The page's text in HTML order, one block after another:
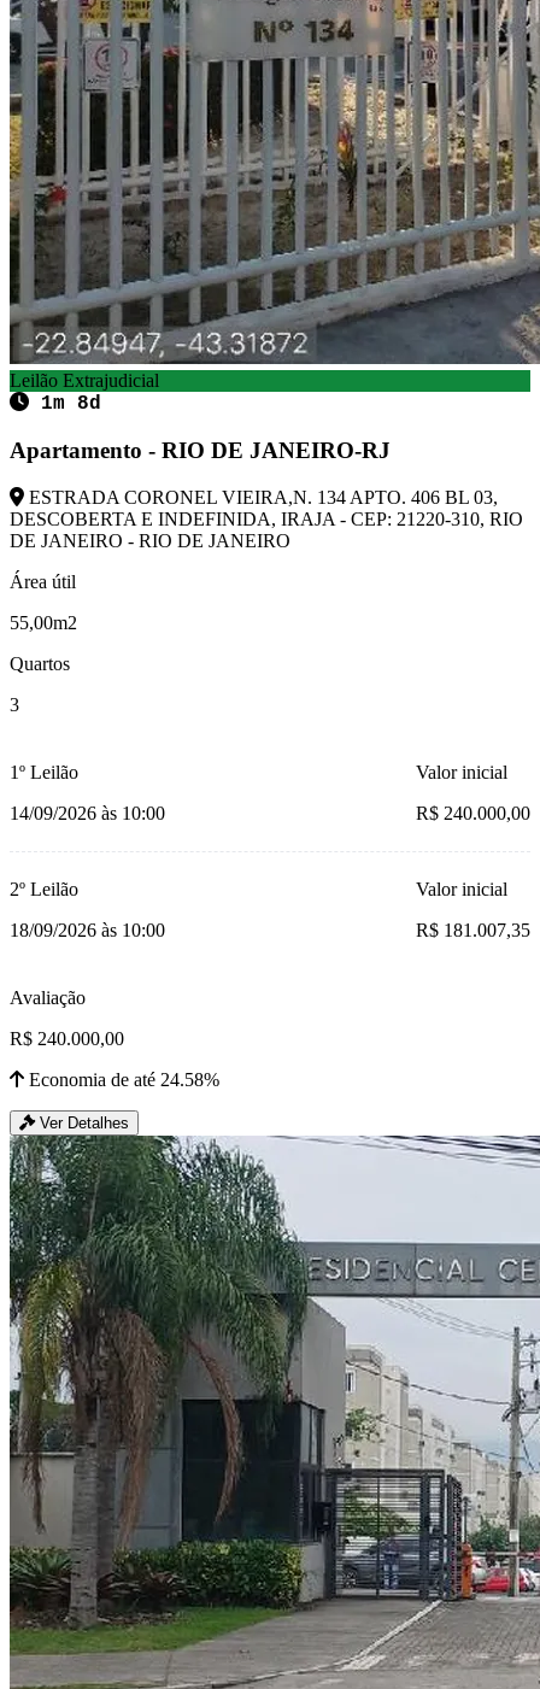
Leilão Extrajudicial
1m 8d
Apartamento - RIO DE JANEIRO-RJ
ESTRADA CORONEL VIEIRA,N. 134 APTO. 406 BL 03,
DESCOBERTA E INDEFINIDA, IRAJA - CEP: 21220-310, RIO
DE JANEIRO - RIO DE JANEIRO
Área útil
55,00m2
Quartos
3
1º Leilão
14/09/2026 às 10:00
Valor inicial
R$ 240.000,00
2º Leilão
18/09/2026 às 10:00
Valor inicial
R$ 181.007,35
Avaliação
R$ 240.000,00
Economia de até 24.58%
Ver Detalhes